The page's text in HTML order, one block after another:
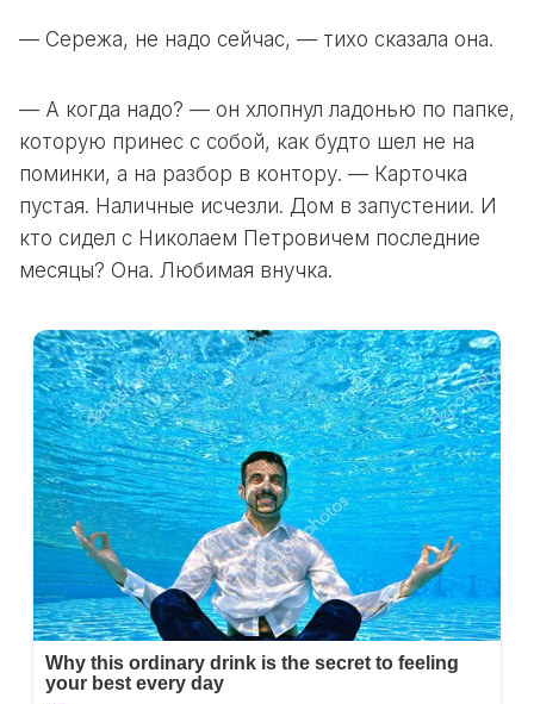
— Сережа, не надо сейчас, — тихо сказала она.
— А когда надо? — он хлопнул ладонью по папке,
которую принес с собой, как будто шел не на
поминки, а на разбор в контору. — Карточка
пустая. Наличные исчезли. Дом в запустении. И
кто сидел с Николаем Петровичем последние
месяцы? Она. Любимая внучка.